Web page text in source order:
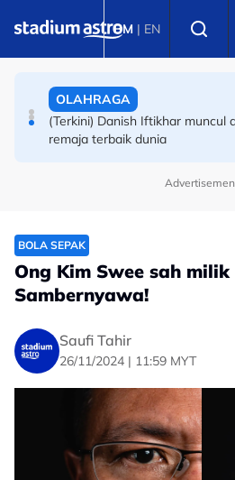
BM | EN
(Terkini) Danish Iftikhar muncul
BADMINTON
Masters Korea Selatan: Yap
finalis Terbuka Taiwan
BOLA SEPAK
Ong Kim Swee sah
Sambernyawa!
Saufi Tahir
26/11/2024 | 11:59 MYT